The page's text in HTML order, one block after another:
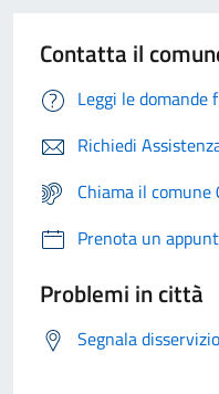
Contatta il
Leggi le domande
Richiedi
Chiama il
Prenota un
Problemi in città
Segnala disservizio